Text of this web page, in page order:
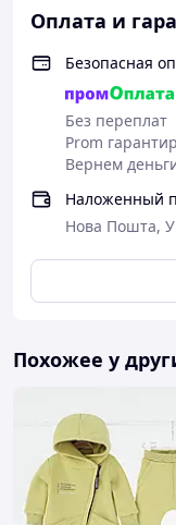
Оплата и
Безопасная
Без переплат
Prom
Вернем
Наложенный
Нова Пошта,
Похожее у